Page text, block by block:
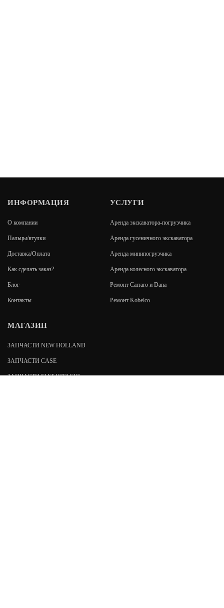
ИНФОРМАЦИЯ
О компании
Пальцы/втулки
Доставка/Оплата
Как сделать заказ?
Блог
Контакты
УСЛУГИ
Аренда экскаватора-погрузчика
Аренда гусеничного экскаватора
Аренда минипогрузчика
Аренда колесного экскаватора
Ремонт Carraro и Dana
Ремонт Kobelco
МАГАЗИН
ЗАПЧАСТИ NEW HOLLAND
ЗАПЧАСТИ CASE
ЗАПЧАСТИ FIAT-HITACHI